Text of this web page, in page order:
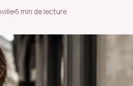
·
5 min de lecture